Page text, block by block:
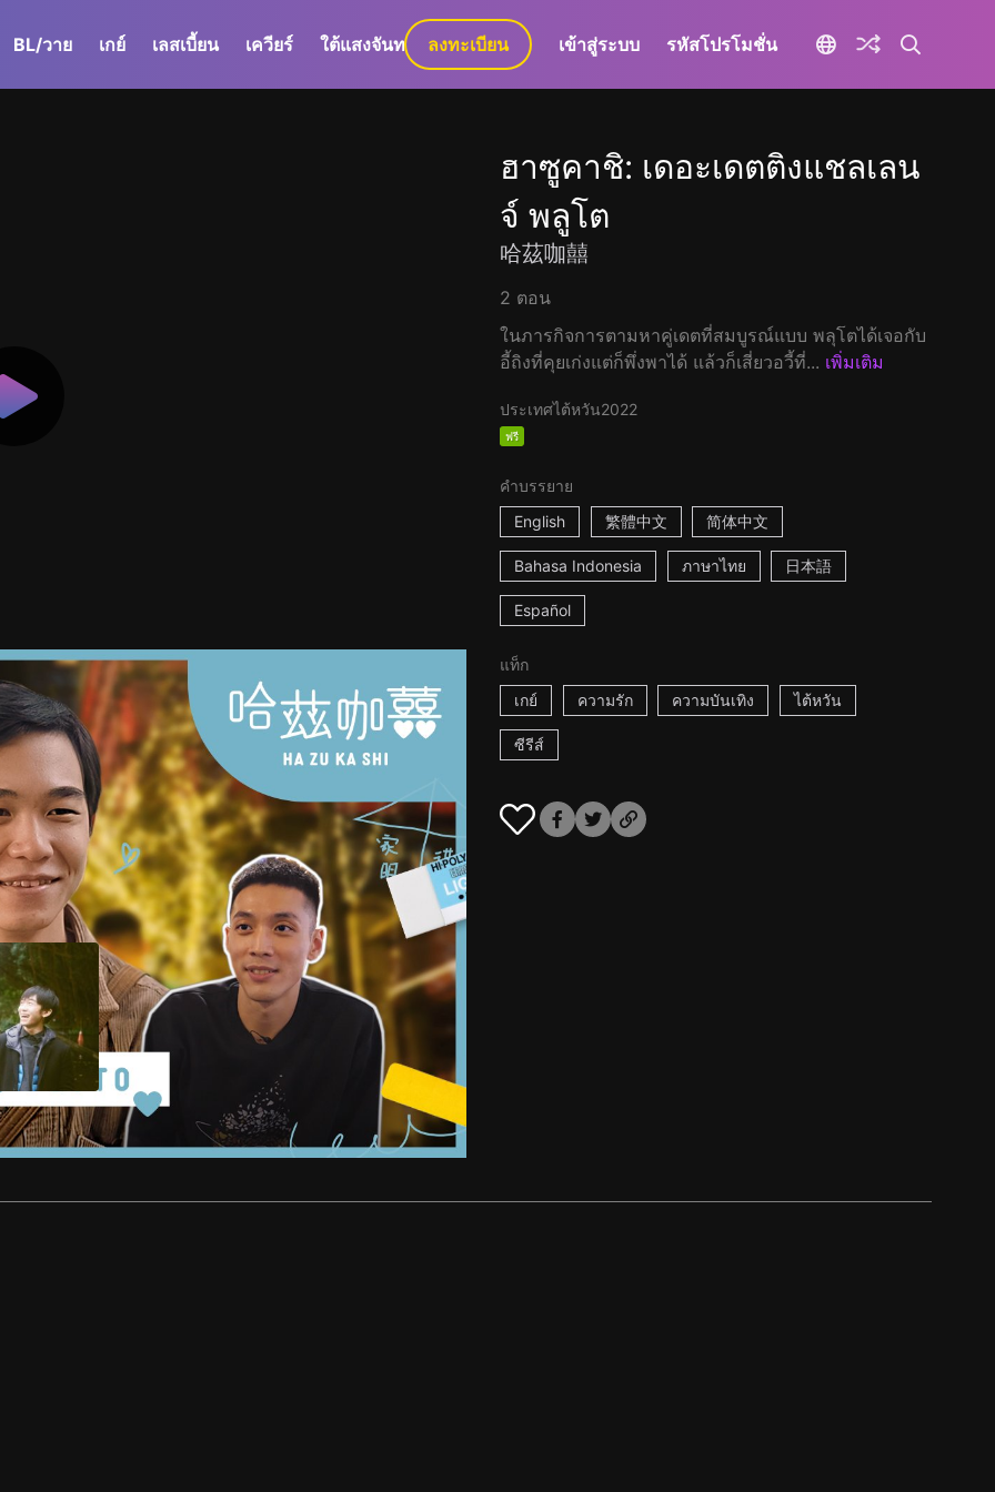
BL/วาย เกย์ เลสเบี้ยน เควียร์ ใต้แสงจันทร์ GaLa+
ลงทะเบียน เข้าสู่ระบบ รหัสโปรโมชั่น
ฮาซูคาชิ: เดอะเดตติงแชลเลน
จ์ พลูโต
哈茲咖囍
2 ตอน
ในภารกิจการตามหาคู่เดตที่สมบูรณ์แบบ พลุโตได้เจอกับ
อี้ถิงที่คุยเก่งแต่ก็พึ่งพาได้ แล้วก็เสี่ยวอวี้ที่... เพิ่มเติม
ประเทศไต้หวัน2022
ฟรี
คำบรรยาย
English
繁體中文 简体中文
Bahasa Indonesia ภาษาไทย 日本語
Español
แท็ก
เกย์
ความรัก ความบันเทิง ไต้หวัน
ซีรีส์